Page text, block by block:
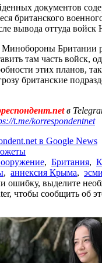
документов
британского
вывода оттуда
Минобороны Британии
там часть войск,
этих планов,
британские
в
t.me/korrespondentnet
в Google News
, Британия,
, аннексия Крыма,
ошибку, выделите
чтобы сообщить об